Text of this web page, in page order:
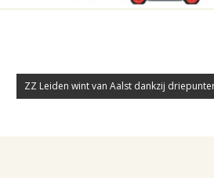
ZZ Leiden wint van Aalst dankzij